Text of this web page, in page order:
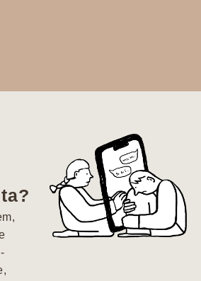
vida. Ela me
encontrou num
estado misto de
depressão e
agitação com
pensamentos